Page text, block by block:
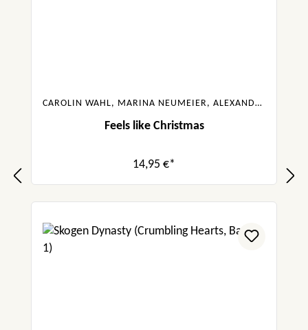
CAROLIN WAHL, MARINA NEUMEIER, ALEXANDRA FLINT, KYRA GROH, GABRIELLA SANTOS DE LIMA
Feels like Christmas
14,95 €*